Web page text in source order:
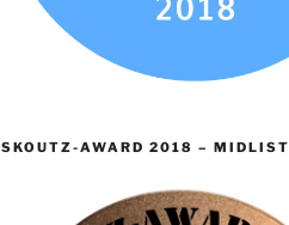
SKOUTZ-AWARD 2018 – MIDLIST